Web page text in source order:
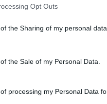
Opt Outs
the Sharing of my personal data.
the Sale of my Personal Data.
processing my Personal Data